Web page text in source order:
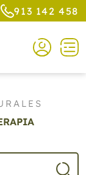
913 142 458